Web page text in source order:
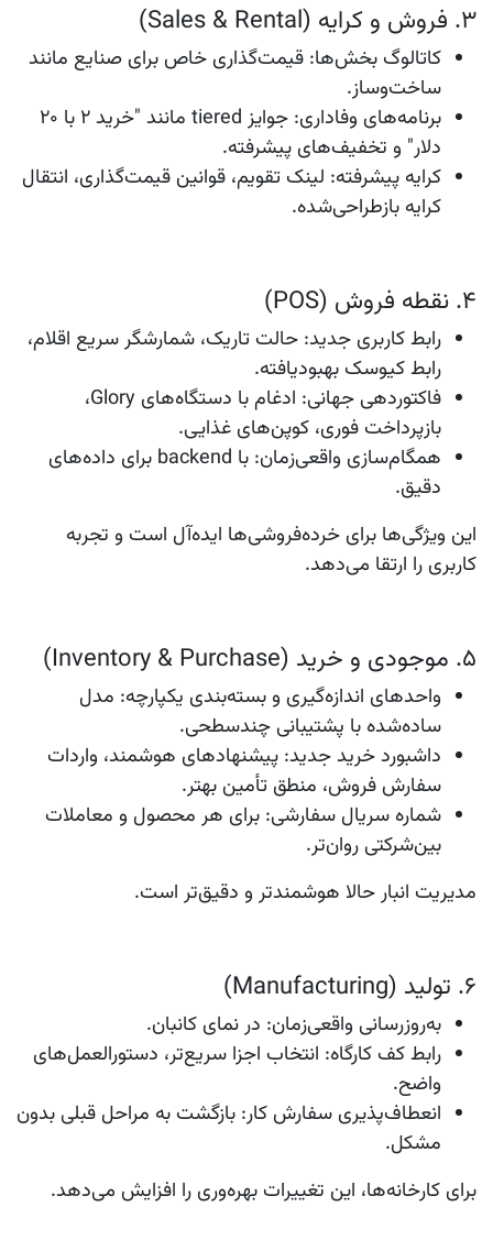
۳. فروش و کرایه (Sales & Rental)
کاتالوگ بخش‌ها: قیمت‌گذاری خاص برای صنایع مانند
ساخت‌وساز.
برنامه‌های وفاداری
: جوایز tiered مانند "خرید ۲ با ۲۰
دلار" و تخفیف‌های پیشرفته.
کرایه پیشرفته: لینک تقویم، قوانین قیمت‌گذاری، انتقال
کرایه بازطراحی‌شده.
۴. نقطه فروش (POS)
رابط کاربری جدید: حالت تاریک، شمارشگر سریع اقلام،
رابط کیوسک بهبودیافته.
فاکتوردهی جهانی
: ادغام با دستگاه‌های Glory،
بازپرداخت فوری، کوپن‌های غذایی.
همگام‌سازی واقعی‌زمان
: با backend برای داده‌های
دقیق.
این ویژگی‌ها برای خرده‌فروشی‌ها ایده‌آل است و تجربه
کاربری را ارتقا می‌دهد.
۵. موجودی و خرید (Inventory & Purchase)
واحدهای اندازه‌گیری و بسته‌بندی یکپارچه: مدل
ساده‌شده با پشتیبانی چندسطحی.
داشبورد خرید جدید: پیشنهادهای هوشمند، واردات
سفارش فروش، منطق تأمین بهتر.
شماره سریال سفارشی: برای هر محصول و معاملات
بین‌شرکتی روان‌تر.
مدیریت انبار حالا هوشمندتر و دقیق‌تر است.
۶. تولید (Manufacturing)
به‌روزرسانی واقعی‌زمان: در نمای کانبان.
رابط کف کارگاه: انتخاب اجزا سریع‌تر، دستورالعمل‌های
واضح.
انعطاف‌پذیری سفارش کار: بازگشت به مراحل قبلی بدون
مشکل.
برای کارخانه‌ها، این تغییرات بهره‌وری را افزایش می‌دهد.